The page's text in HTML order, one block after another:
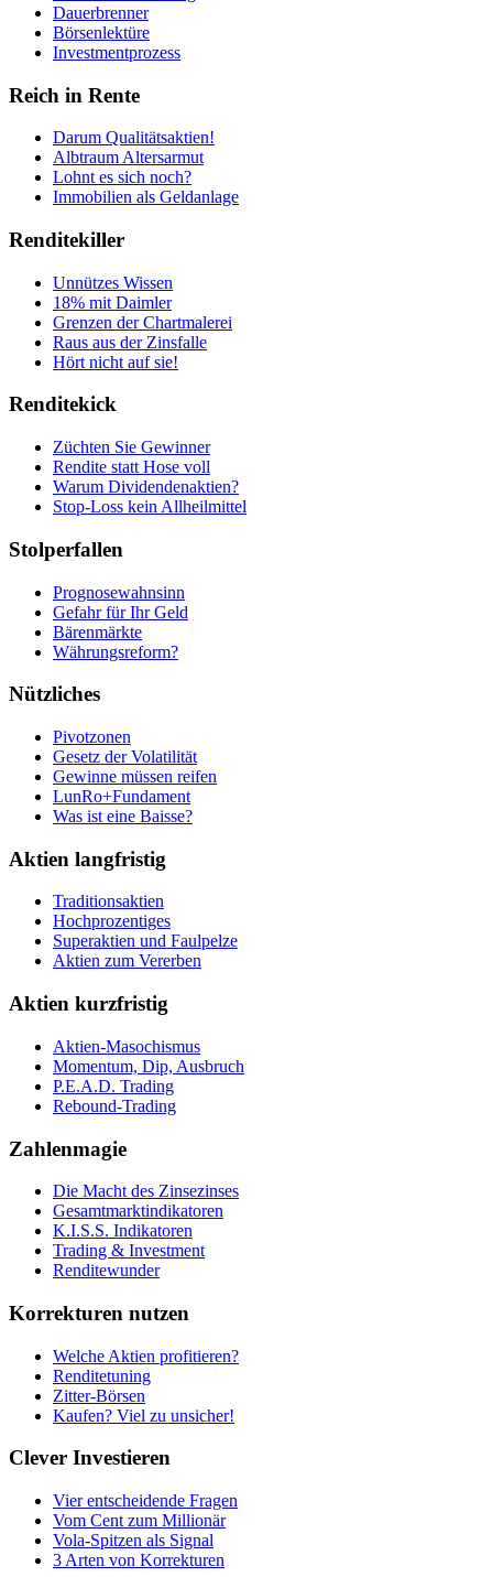
Dauerbrenner
Börsenlektüre
Investmentprozess
Reich in Rente
Darum Qualitätsaktien!
Albtraum Altersarmut
Lohnt es sich noch?
Immobilien als Geldanlage
Renditekiller
Unnützes Wissen
18% mit Daimler
Grenzen der Chartmalerei
Raus aus der Zinsfalle
Hört nicht auf sie!
Renditekick
Züchten Sie Gewinner
Rendite statt Hose voll
Warum Dividendenaktien?
Stop-Loss kein Allheilmittel
Stolperfallen
Prognosewahnsinn
Gefahr für Ihr Geld
Bärenmärkte
Währungsreform?
Nützliches
Pivotzonen
Gesetz der Volatilität
Gewinne müssen reifen
LunRo+Fundament
Was ist eine Baisse?
Aktien langfristig
Traditionsaktien
Hochprozentiges
Superaktien und Faulpelze
Aktien zum Vererben
Aktien kurzfristig
Aktien-Masochismus
Momentum, Dip, Ausbruch
P.E.A.D. Trading
Rebound-Trading
Zahlenmagie
Die Macht des Zinsezinses
Gesamtmarktindikatoren
K.I.S.S. Indikatoren
Trading & Investment
Renditewunder
Korrekturen nutzen
Welche Aktien profitieren?
Renditetuning
Zitter-Börsen
Kaufen? Viel zu unsicher!
Clever Investieren
Vier entscheidende Fragen
Vom Cent zum Millionär
Vola-Spitzen als Signal
3 Arten von Korrekturen